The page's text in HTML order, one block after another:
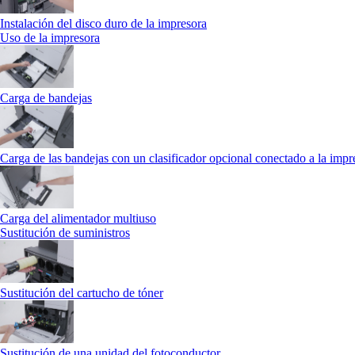
Instalación del disco duro de la impresora
Uso de la impresora
Carga de bandejas
Carga de las bandejas con un clasificador opcional conectado a la
Carga del alimentador multiuso
Sustitución de suministros
Sustitución del cartucho de tóner